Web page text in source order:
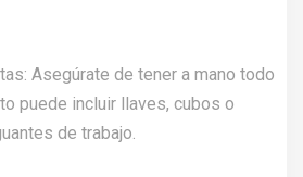
Asegúrate de tener a mano todo
puede incluir llaves, cubos o
de trabajo.